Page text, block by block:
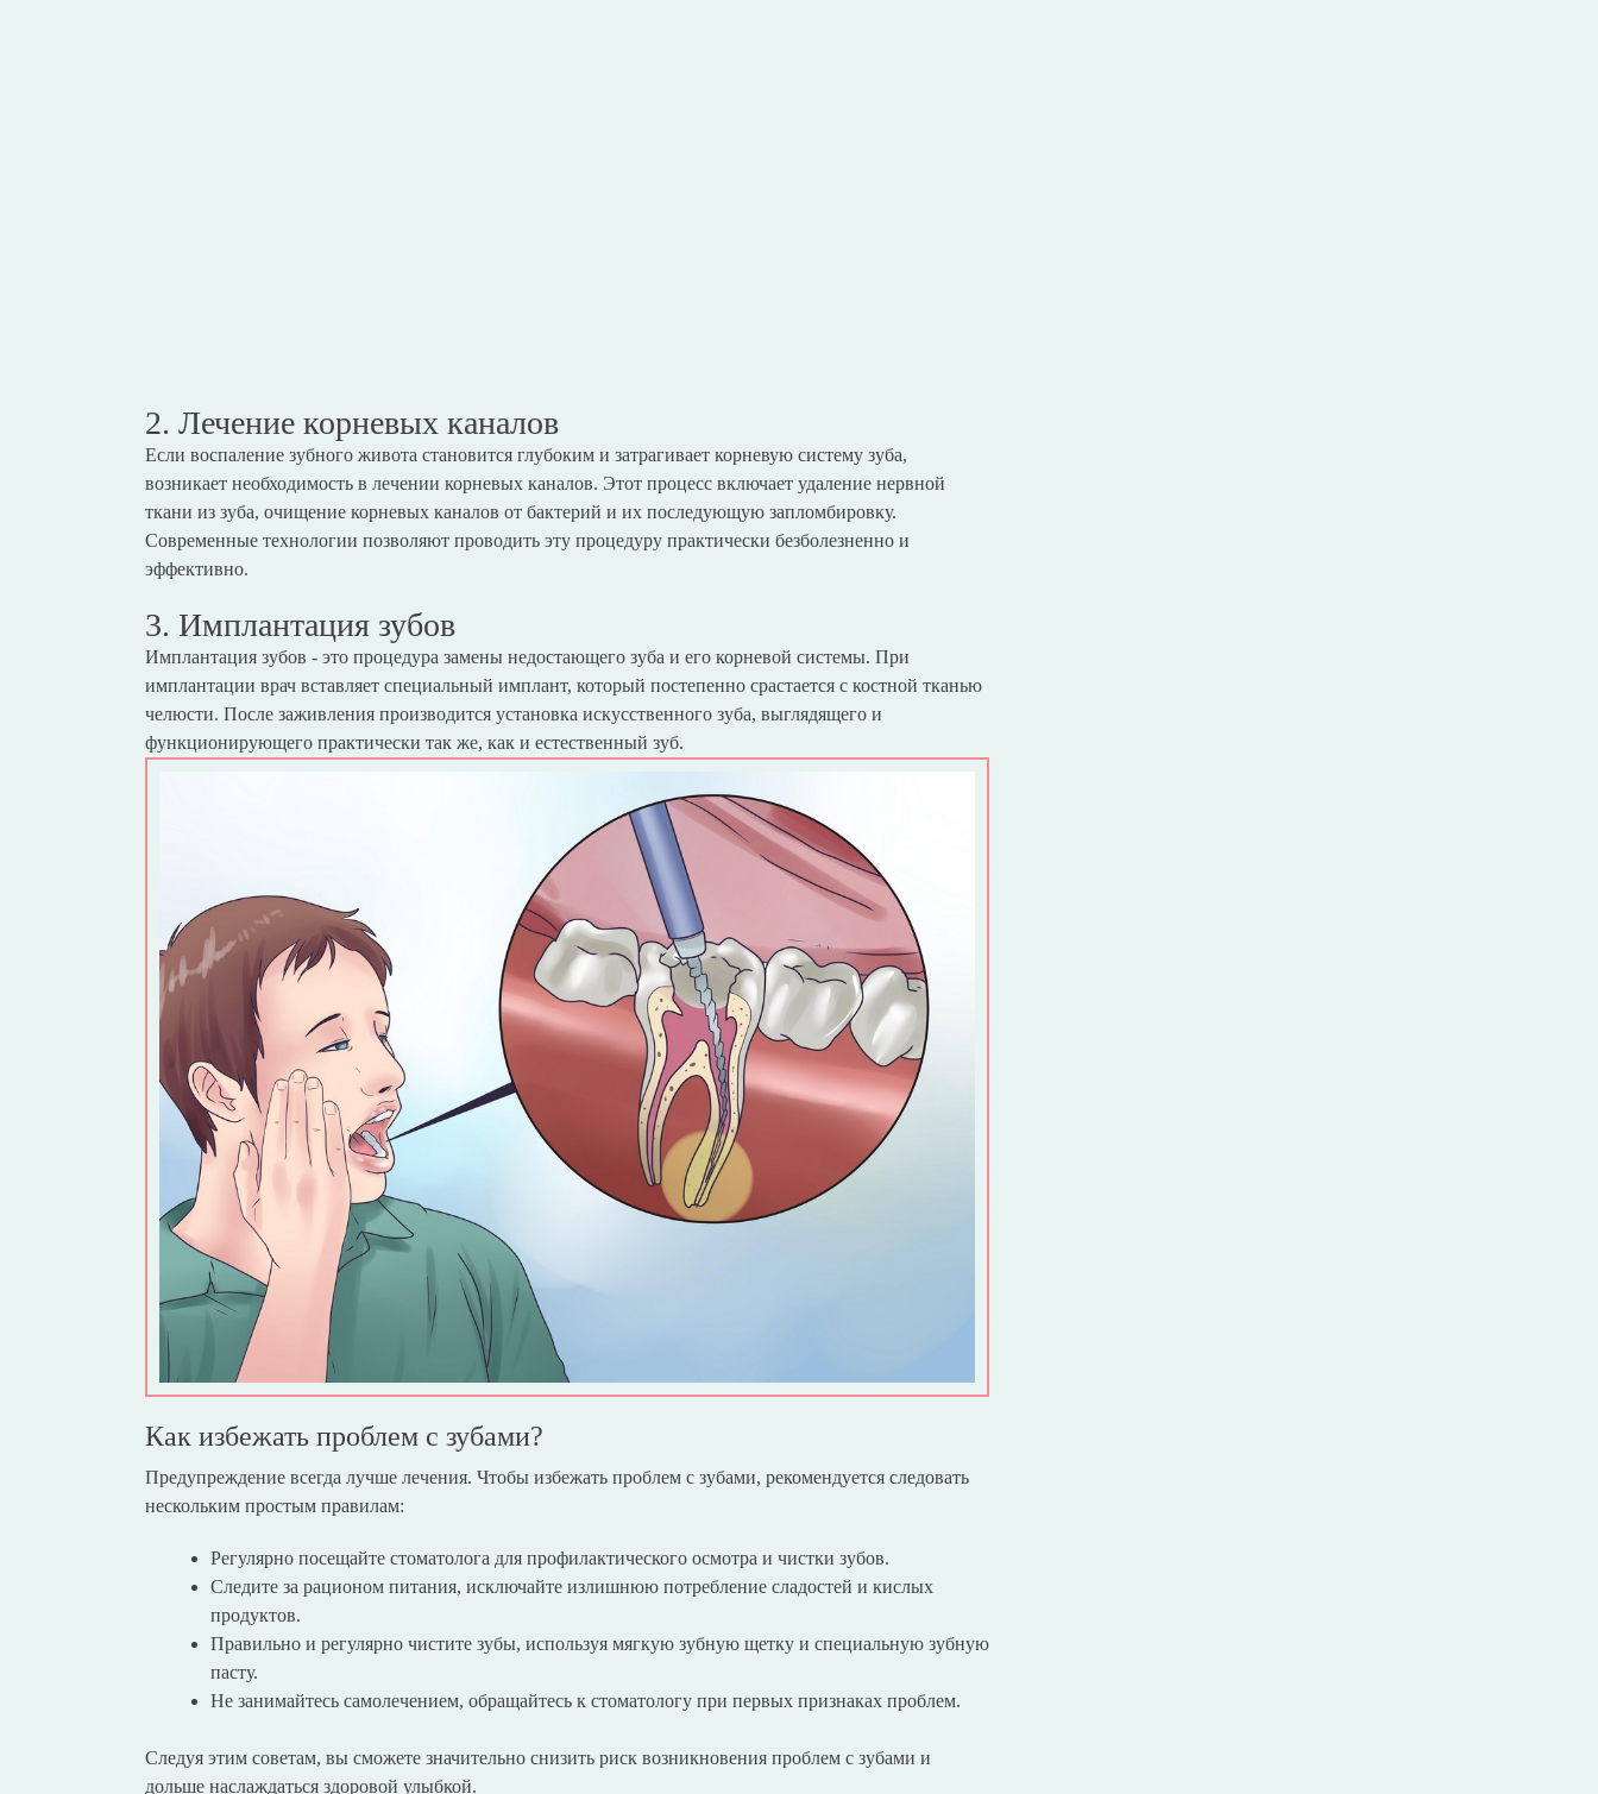
2. Лечение корневых каналов
Если воспаление зубного живота становится глубоким и затрагивает корневую систему зуба,
возникает необходимость в лечении корневых каналов. Этот процесс включает удаление нервной
ткани из зуба, очищение корневых каналов от бактерий и их последующую запломбировку.
Современные технологии позволяют проводить эту процедуру практически безболезненно и
эффективно.
3. Имплантация зубов
Имплантация зубов - это процедура замены недостающего зуба и его корневой системы. При
имплантации врач вставляет специальный имплант, который постепенно срастается с костной тканью
челюсти. После заживления производится установка искусственного зуба, выглядящего и
функционирующего практически так же, как и естественный зуб.
Как избежать проблем с зубами?
Предупреждение всегда лучше лечения. Чтобы избежать проблем с зубами, рекомендуется следовать
нескольким простым правилам:
Регулярно посещайте стоматолога для профилактического осмотра и чистки зубов.
Следите за рационом питания, исключайте излишнюю потребление сладостей и кислых
продуктов.
Правильно и регулярно чистите зубы, используя мягкую зубную щетку и специальную зубную
пасту.
Не занимайтесь самолечением, обращайтесь к стоматологу при первых признаках проблем.
Следуя этим советам, вы сможете значительно снизить риск возникновения проблем с зубами и
дольше наслаждаться здоровой улыбкой.